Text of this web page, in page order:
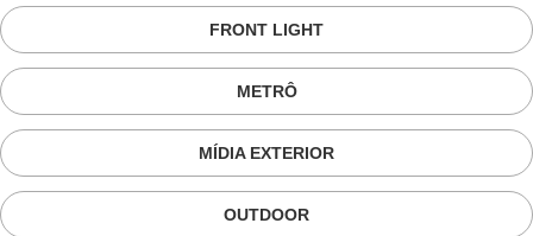
FRONT LIGHT
METRÔ
MÍDIA EXTERIOR
OUTDOOR